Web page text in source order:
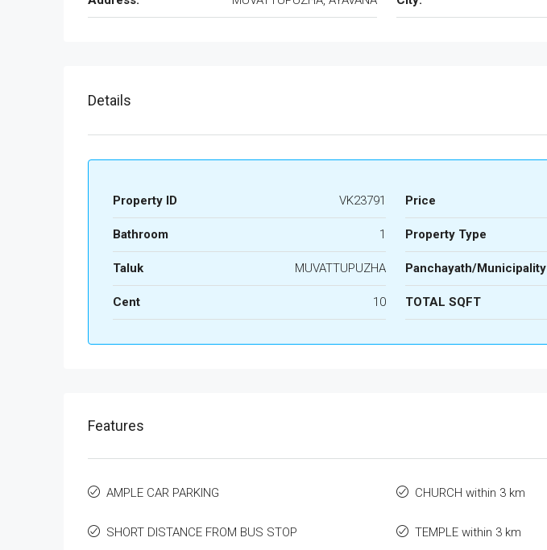
Details
Property ID VK23791 Price
Bathroom 1 Property Type
Taluk MUVATTUPUZHA Panchayath/Municipality
Cent 10 TOTAL SQFT
Features
AMPLE CAR PARKING CHURCH within 3 km
SHORT DISTANCE FROM BUS STOP TEMPLE within 3 km